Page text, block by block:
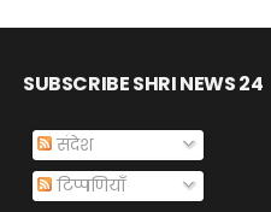
SUBSCRIBE SHRI NEWS 24
संदेश
टिप्पणियाँ